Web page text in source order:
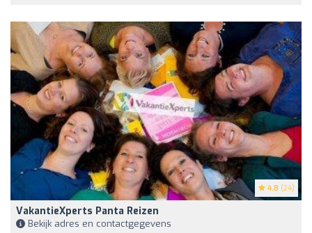
4.8 (24)
VakantieXperts Panta Reizen
Bekijk adres en contactgegevens